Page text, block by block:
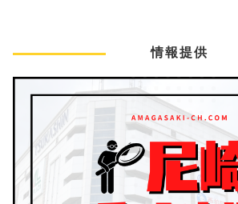
情報提供